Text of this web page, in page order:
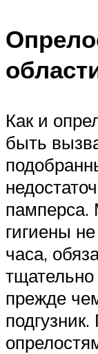
Как и
быть
памперса.
гигиены
часа,
прежде